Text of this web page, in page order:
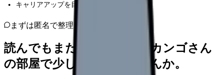
キャリアアップを目指している助産師の方
まずは匿名で整理
読んでもまだ苦しいなら、カンゴさん
の部屋で少し話してみませんか。